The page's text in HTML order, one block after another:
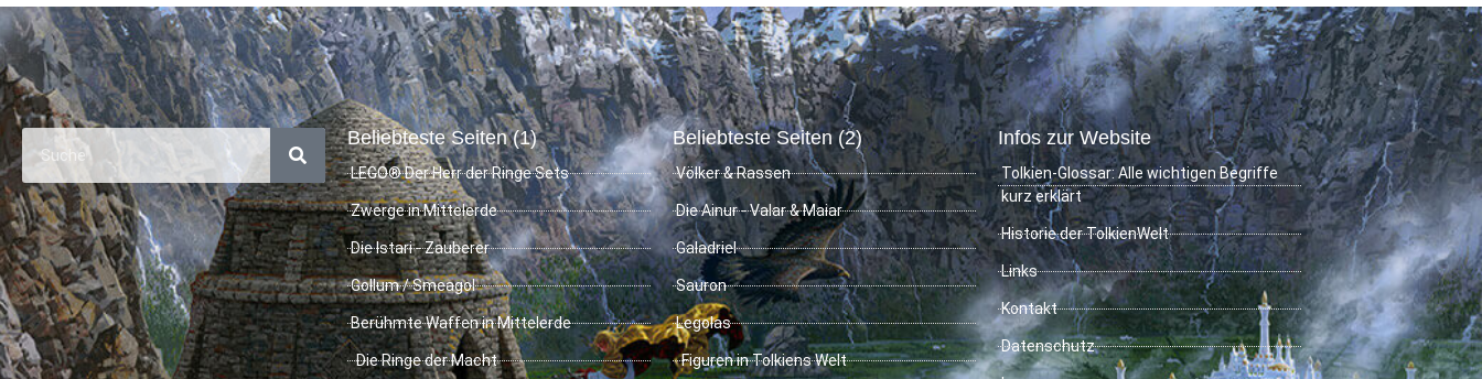
Beliebteste Seiten (1)
LEGO® Der Herr der Ringe Sets
Zwerge in Mittelerde
Die Istari - Zauberer
Gollum / Smeagol
Berühmte Waffen in Mittelerde
Die Ringe der Macht
Beliebteste Seiten (2)
Völker & Rassen
Die Ainur - Valar & Maiar
Galadriel
Sauron
Legolas
Figuren in Tolkiens Welt
Infos zur Website
Tolkien-Glossar: Alle wichtigen Begriffe
kurz erklärt
Historie der TolkienWelt
Links
Kontakt
Datenschutz